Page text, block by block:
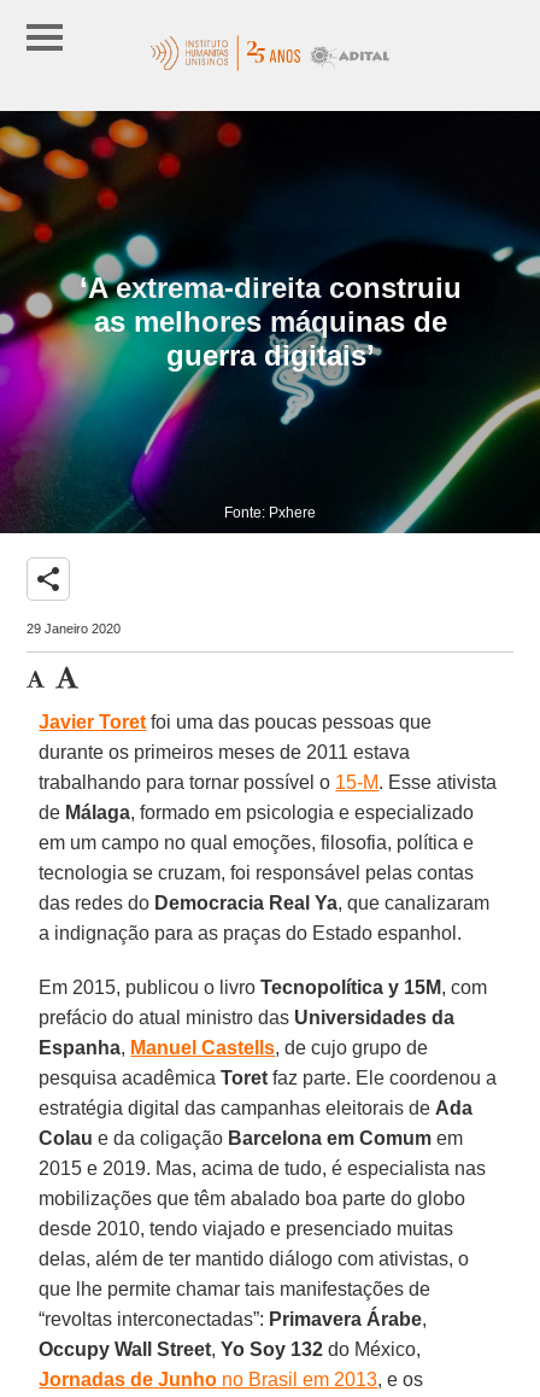
‘A extrema-direita construiu
as melhores máquinas de
guerra digitais’
Fonte: Pxhere
share
29 Janeiro 2020
Javier Toret foi uma das poucas pessoas que
durante os primeiros meses de 2011 estava
trabalhando para tornar possível o 15-M. Esse ativista
de Málaga, formado em psicologia e especializado
em um campo no qual emoções, filosofia, política e
tecnologia se cruzam, foi responsável pelas contas
das redes do Democracia Real Ya, que canalizaram
a indignação para as praças do Estado espanhol.
Em 2015, publicou o livroTecnopolítica y 15M, com
prefácio do atual ministro das Universidades da
Espanha, Manuel Castells, de cujo grupo de
pesquisa acadêmicaToret faz parte. Ele coordenou a
estratégia digital das campanhas eleitorais de Ada
Colau e da coligação Barcelona em Comum em
2015 e 2019. Mas, acima de tudo, é especialista nas
mobilizações que têm abalado boa parte do globo
desde 2010, tendo viajado e presenciado muitas
delas, além de ter mantido diálogo com ativistas, o
que lhe permite chamar tais manifestações de
“revoltas interconectadas”: Primavera Árabe,
Occupy Wall Street,Yo Soy 132 do México,
Jornadas de Junho no Brasil em 2013, e os